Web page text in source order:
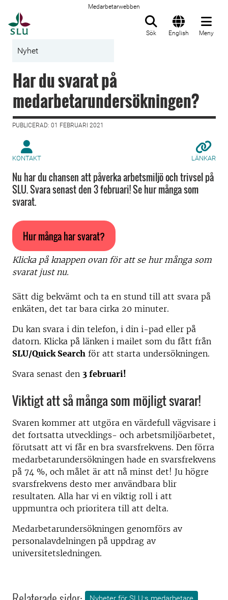
Medarbetarwebben
Sök English Meny
Nyhet
Har du svarat på
medarbetarundersökningen?
PUBLICERAD: 01 FEBRUARI 2021
KONTAKT LÄNKAR
Nu har du chansen att påverka arbetsmiljö och trivsel på
SLU. Svara senast den 3 februari! Se hur många som
svarat.
Hur många har svarat?
Klicka på knappen ovan för att se hur många som
svarat just nu.
Sätt dig bekvämt och ta en stund till att svara på
enkäten, det tar bara cirka 20 minuter.
Du kan svara i din telefon, i din i-pad eller på
datorn. Klicka på länken i mailet som du fått från
SLU/Quick Search för att starta undersökningen.
Svara senast den 3 februari!
Viktigt att så många som möjligt svarar!
Svaren kommer att utgöra en värdefull vägvisare i
det fortsatta utvecklings- och arbetsmiljöarbetet,
förutsatt att vi får en bra svarsfrekvens. Den förra
medarbetarundersökningen hade en svarsfrekvens
på 74 %, och målet är att nå minst det! Ju högre
svarsfrekvens desto mer användbara blir
resultaten. Alla har vi en viktig roll i att
uppmuntra och prioritera till att delta.
Medarbetarundersökningen genomförs av
personalavdelningen på uppdrag av
universitetsledningen.